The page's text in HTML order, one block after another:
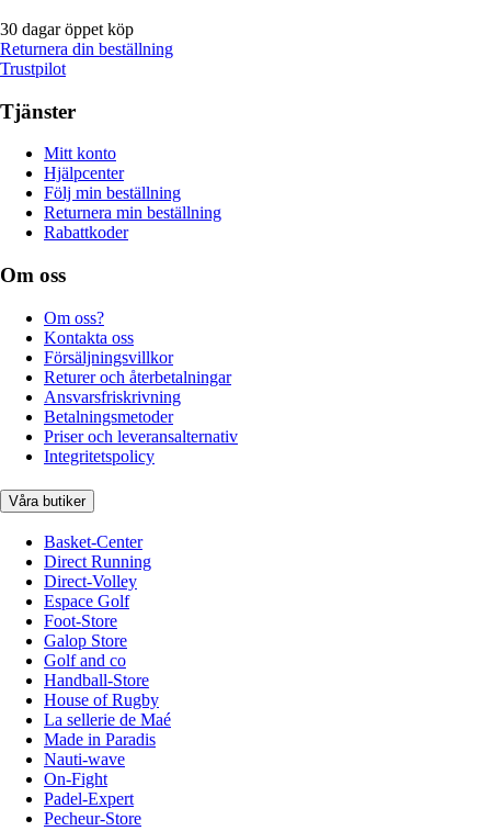
30 dagar öppet köp
Returnera din beställning
Trustpilot
Tjänster
Mitt konto
Hjälpcenter
Följ min beställning
Returnera min beställning
Rabattkoder
Om oss
Om oss?
Kontakta oss
Försäljningsvillkor
Returer och återbetalningar
Ansvarsfriskrivning
Betalningsmetoder
Priser och leveransalternativ
Integritetspolicy
Våra butiker
Basket-Center
Direct Running
Direct-Volley
Espace Golf
Foot-Store
Galop Store
Golf and co
Handball-Store
House of Rugby
La sellerie de Maé
Made in Paradis
Nauti-wave
On-Fight
Padel-Expert
Pecheur-Store